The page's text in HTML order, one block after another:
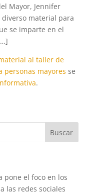
Mayor, Jennifer
diverso material para
se imparte en el
al taller de
personas mayores se
.
pone el foco en los
las redes sociales